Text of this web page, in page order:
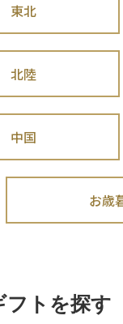
東北
北陸
中国
お歳
フトを探す